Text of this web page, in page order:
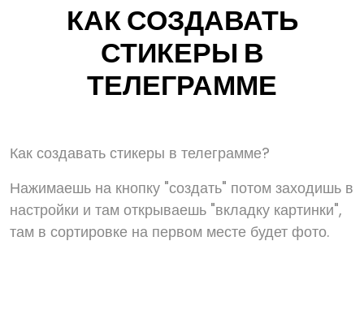
КАК СОЗДАВАТЬ
СТИКЕРЫ В
ТЕЛЕГРАММЕ
Как создавать стикеры в телеграмме?
Нажимаешь на кнопку "создать" потом заходишь в
настройки и там открываешь "вкладку картинки",
там в сортировке на первом месте будет фото.